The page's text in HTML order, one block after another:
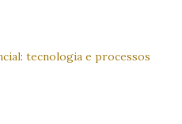
tecnologia e processos